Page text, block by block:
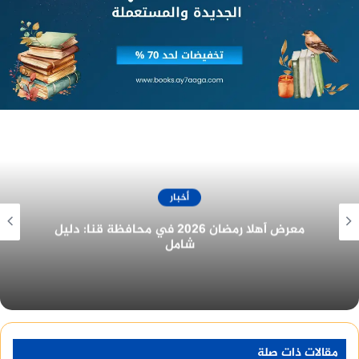
تحقيقه دون مساندة القيادة السياسية ودعمها، والتى
سعى الدولة نحو مد جسور التنمية وبناء دولة عصرية
أخبار
غرفة المنيا التجارية تُهنئ الرئيس السيسي
بمناسبة الولاية الجديدة
مقالات ذات صلة